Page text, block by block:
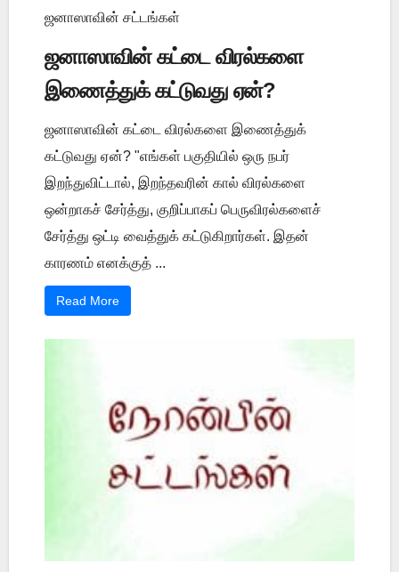
ஜனாஸாவின் சட்டங்கள்
ஜனாஸாவின் கட்டை விரல்களை
இணைத்துக் கட்டுவது ஏன்?
ஜனாஸாவின் கட்டை விரல்களை இணைத்துக்
கட்டுவது ஏன்? "எங்கள் பகுதியில் ஒரு நபர்
இறந்துவிட்டால், இறந்தவரின் கால் விரல்களை
ஒன்றாகச் சேர்த்து, குறிப்பாகப் பெருவிரல்களைச்
சேர்த்து ஒட்டி வைத்துக் கட்டுகிறார்கள். இதன்
காரணம் எனக்குத் ...
Read More